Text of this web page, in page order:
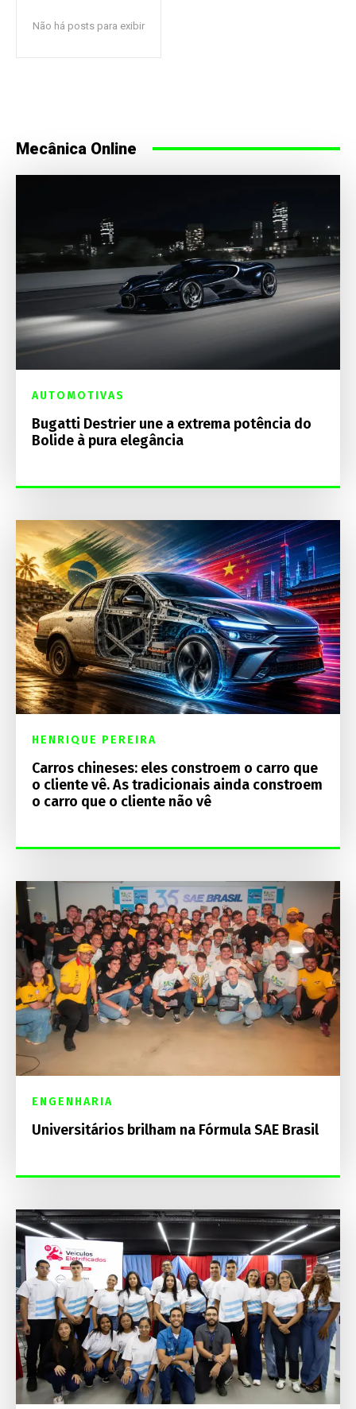
Não há posts para exibir
Mecânica Online
AUTOMOTIVAS
Bugatti Destrier une a extrema potência do
Bolide à pura elegância
HENRIQUE PEREIRA
Carros chineses: eles constroem o carro que
o cliente vê. As tradicionais ainda constroem
o carro que o cliente não vê
ENGENHARIA
Universitários brilham na Fórmula SAE Brasil